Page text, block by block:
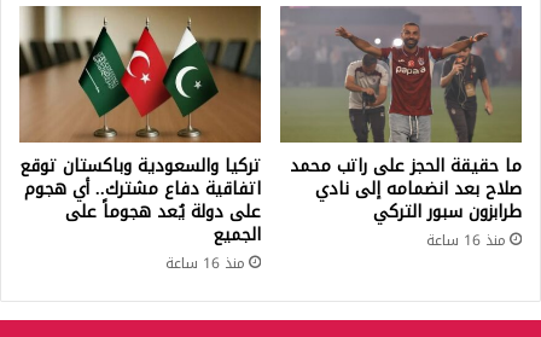
ما حقيقة الحجز على راتب محمد
صلاح بعد انضمامه إلى نادي
طرابزون سبور التركي
منذ 16 ساعة
تركيا والسعودية وباكستان توقع
اتفاقية دفاع مشترك.. أي هجوم
على دولة يُعد هجوماً على
الجميع
منذ 16 ساعة